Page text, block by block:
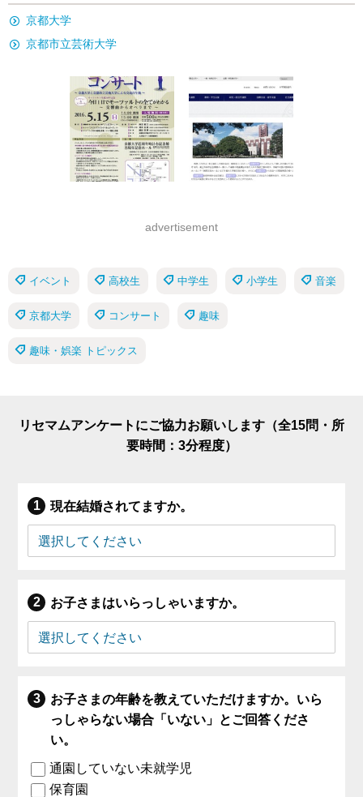
京都大学
京都市立芸術大学
advertisement
イベント 高校生 中学生 小学生 音楽
京都大学 コンサート 趣味
趣味・娯楽 トピックス
リセマムアンケートにご協力お願いします（全15問・所
要時間：3分程度）
現在結婚されてますか。
お子さまはいらっしゃいますか。
お子さまの年齢を教えていただけますか。いら
っしゃらない場合「いない」とご回答くださ
い。
通園していない未就学児
保育園